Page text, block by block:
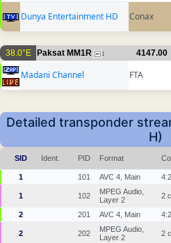
Dunya Entertainment HD Conax
38.0°E Paksat MM1R 1 4147.00
Madani Channel FTA
Detailed transponder
H)
SID Ident. PID Format
1 101 AVC 4, Main
1 102
MPEG Audio,
Layer 2
2
2 201 AVC 4, Main
2 202
MPEG Audio,
Layer 2
2